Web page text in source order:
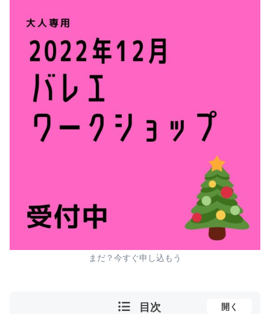
まだ？今すぐ申し込もう
目次 開く